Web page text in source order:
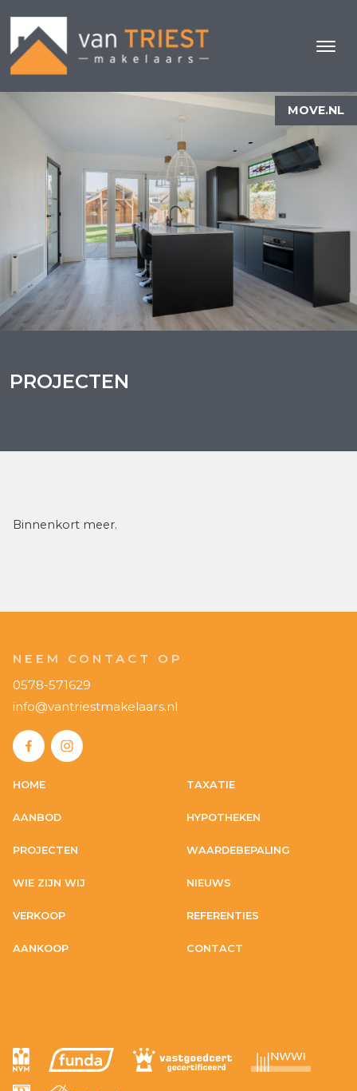
PROJECTEN
MOVE.NL
Binnenkort meer.
NEEM CONTACT OP
0578-571629
info@vantriestmakelaars.nl
HOME
AANBOD
PROJECTEN
WIE ZIJN WIJ
VERKOOP
AANKOOP
TAXATIE
HYPOTHEKEN
WAARDEBEPALING
NIEUWS
REFERENTIES
CONTACT